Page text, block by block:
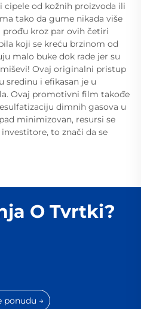
cipele od kožnih proizvoda ili
tako da gume nikada više
kroz par ovih četiri
koji se kreću brzinom od
malo buke dok rade jer su
Ovaj originalni pristup
sredinu i efikasan je u
Ovaj promotivni film takođe
dimnih gasova u
minimizovan, resursi se
to znači da se
O Tvrtki?
ponudu →